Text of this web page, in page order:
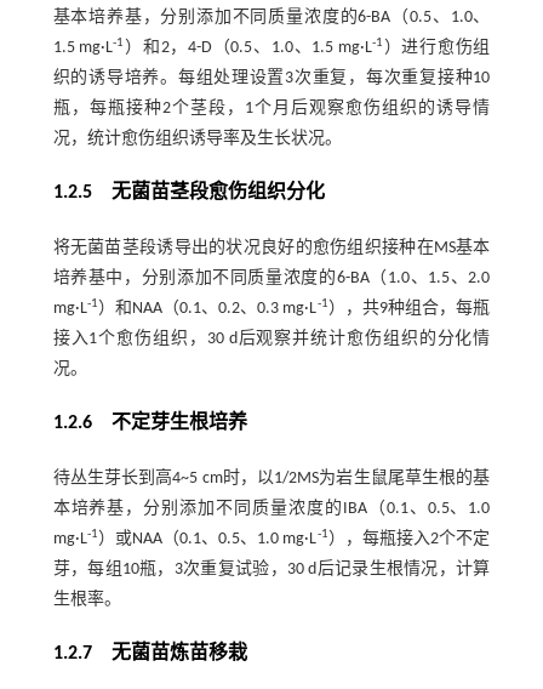
基本培养基，分别添加不同质量浓度的6-BA（0.5、1.0、
1.5 mg·L-1 ）和2，4-D（0.5、1.0、1.5 mg·L-1 ）进行愈伤组
织的诱导培养。每组处理设置3次重复，每次重复接种10
瓶，每瓶接种2个茎段，1个月后观察愈伤组织的诱导情
况，统计愈伤组织诱导率及生长状况。
1.2.5 无菌苗茎段愈伤组织分化
将无菌苗茎段诱导出的状况良好的愈伤组织接种在MS基本
培养基中，分别添加不同质量浓度的6-BA（1.0、1.5、2.0
mg·L-1）和NAA（0.1、0.2、0.3 mg·L-1），共9种组合，每瓶
接入1个愈伤组织，30 d后观察并统计愈伤组织的分化情
况。
1.2.6 不定芽生根培养
待丛生芽长到高4~5 cm时，以1/2MS为岩生鼠尾草生根的基
本培养基，分别添加不同质量浓度的IBA（0.1、0.5、1.0
mg·L-1）或NAA（0.1、0.5、1.0 mg·L-1），每瓶接入2个不定
芽，每组10瓶，3次重复试验，30 d后记录生根情况，计算
生根率。
1.2.7 无菌苗炼苗移栽